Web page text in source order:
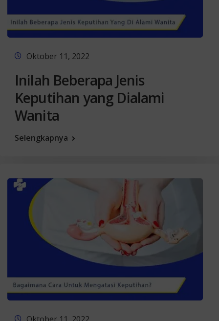
Oktober 11, 2022
Inilah Beberapa Jenis
Keputihan yang Dialami
Wanita
Selengkapnya